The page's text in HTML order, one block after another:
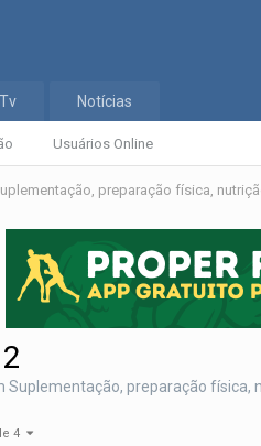
Usuários Online
Notícias
preparação física,
Suplementação, preparação física,
4